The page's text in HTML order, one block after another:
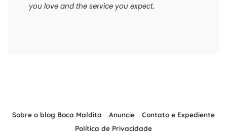
you love and the service you expect.
Sobre o blog Boca Maldita Anuncie
Contato e Expediente
Política de Privacidade